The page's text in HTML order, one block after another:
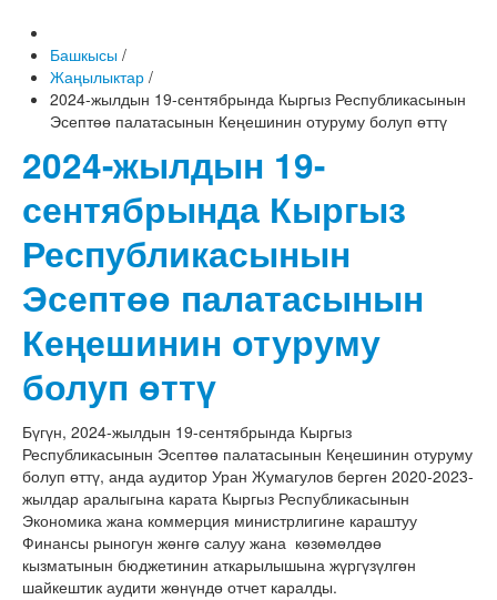
Башкысы /
Жаңылыктар /
2024-жылдын 19-сентябрында Кыргыз Республикасынын
Эсептөө палатасынын Кеңешинин отуруму болуп өттү
2024-жылдын 19-
сентябрында Кыргыз
Республикасынын
Эсептөө палатасынын
Кеңешинин отуруму
болуп өттү
Бүгүн, 2024-жылдын 19-сентябрында Кыргыз
Республикасынын Эсептөө палатасынын Кеңешинин отуруму
болуп өттү, анда аудитор Уран Жумагулов берген 2020-2023-
жылдар аралыгына карата Кыргыз Республикасынын
Экономика жана коммерция министрлигине караштуу
Финансы рыногун жөнгө салуу жана көзөмөлдөө
кызматынын бюджетинин аткарылышына жүргүзүлгөн
шайкештик аудити жөнүндө отчет каралды.